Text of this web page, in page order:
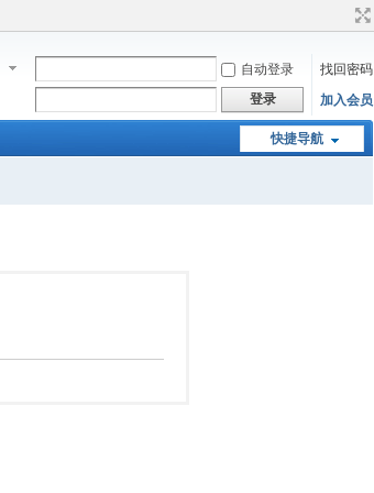
自动登录
找回密码
登录 加入会员
快捷导航